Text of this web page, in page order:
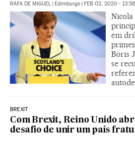
RAFA DE MIGUEL Edimburgo FEB 02, 2020 - 13:58
Nicola
em
Boris
se
BREXIT
Com Brexit, Reino Unido
desafio de unir um país